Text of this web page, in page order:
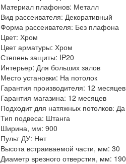
Материал плафонов: Металл
Вид рассеивателя: Декоративный
Форма рассеивателя: Без плафона
Цвет: Хром
Цвет арматуры: Хром
Степень защиты: IP20
Интерьер: Для больших залов
Место установки: На потолок
Гарантия производителя: 12 месяцев
Гарантия магазина: 12 месяцев
Подходит для натяжных потолков: Да
Тип подвеса: Штанга
Ширина, мм: 900
Пульт ДУ: Нет
Высота встраиваемой части, мм: 30
Диаметр врезного отверстия, мм: 190